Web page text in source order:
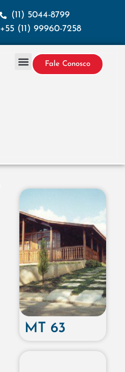
(11) 5044-8799
+55 (11) 99960-7258
Fale Conosco
MT 63